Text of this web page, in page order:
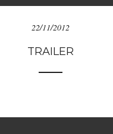
22/11/2012
TRAILER